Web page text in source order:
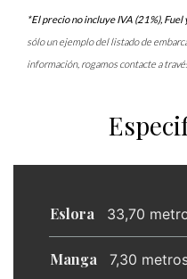
*El precio no incluye IVA (21%), Fuel
sólo un ejemplo del listado de
información, rogamos contacte a
Eslora 33,70
Manga 7,30